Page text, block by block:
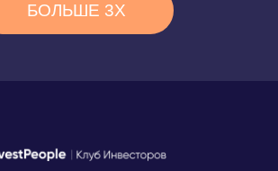
БОЛЬШЕ 3Х